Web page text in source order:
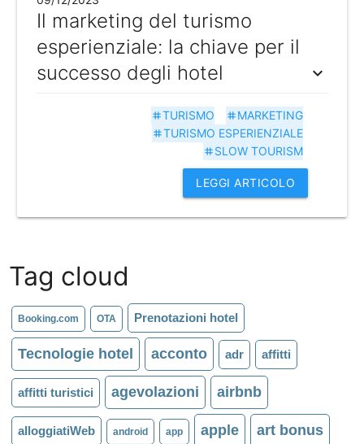
Il marketing del turismo
esperienziale: la chiave per il
successo degli hotel
expand_more
tag MARKETING
tagTURISMO
tagTURISMO ESPERIENZIALE
tag SLOW TOURISM
LEGGI ARTICOLO
Tag cloud
Booking.com OTA Prenotazioni hotel
Tecnologie hotel acconto adr affitti
affitti turistici agevolazioni airbnb
alloggiatiWeb android app apple art bonus